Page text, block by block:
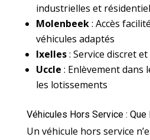
industrielles et
Molenbeek: Accès
véhicules adaptés
Ixelles: Service discret
Uccle : Enlèvement dans
les lotissements
Véhicules Hors Service : Que
Un véhicule hors service